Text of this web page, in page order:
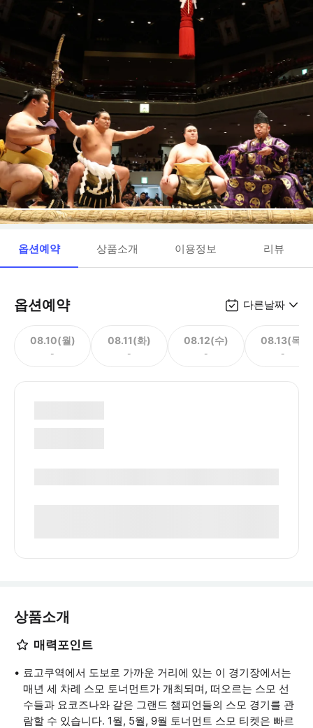
옵션예약 상품소개 이용정보 리뷰
옵션예약 다른날짜
08.10(월)
-
08.11(화)
-
08.12(수)
-
08.13(목)
-
상품소개
매력포인트
료고쿠역에서 도보로 가까운 거리에 있는 이 경기장에서는
매년 세 차례 스모 토너먼트가 개최되며, 떠오르는 스모 선
수들과 요코즈나와 같은 그랜드 챔피언들의 스모 경기를 관
람할 수 있습니다. 1월, 5월, 9월 토너먼트 스모 티켓은 빠르